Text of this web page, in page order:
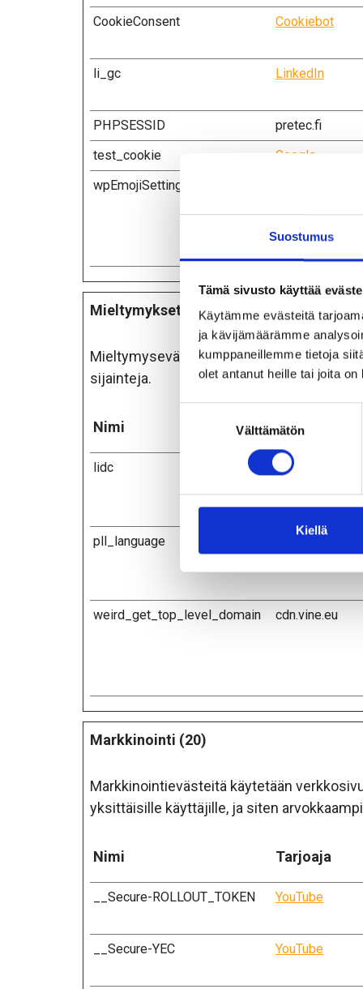
Suostumus
Tämä sivusto käyttää
Käytämme evästeitä
ja kävijämäärämme
kumppaneillemme tietoja
olet antanut heille tai joita
Välttämätön
Kiellä
CookieConsent Cookiebot
li_gc LinkedIn
PHPSESSID
pretec.fi
test_cookie
Google
wpEmojiSettingsSupports
Mieltymykset (3)
Mieltymysevästeiden avulla sivusto
sijainteja.
Nimi Tarjoaja
lidc LinkedIn
pll_language
weird_get_top_level_domain cdn.vine.eu
Markkinointi (20)
Markkinointievästeitä käytetään
yksittäisille käyttäjille, ja siten
Nimi Tarjoaja
__Secure-ROLLOUT_TOKEN YouTube
__Secure-YEC YouTube